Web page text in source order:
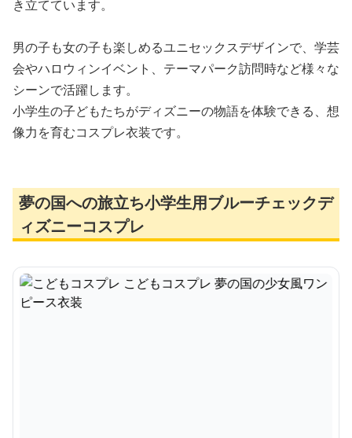
き立てています。
男の子も女の子も楽しめるユニセックスデザインで、学芸
会やハロウィンイベント、テーマパーク訪問時など様々な
シーンで活躍します。
小学生の子どもたちがディズニーの物語を体験できる、想
像力を育むコスプレ衣装です。
夢の国への旅立ち小学生用ブルーチェックデ
ィズニーコスプレ